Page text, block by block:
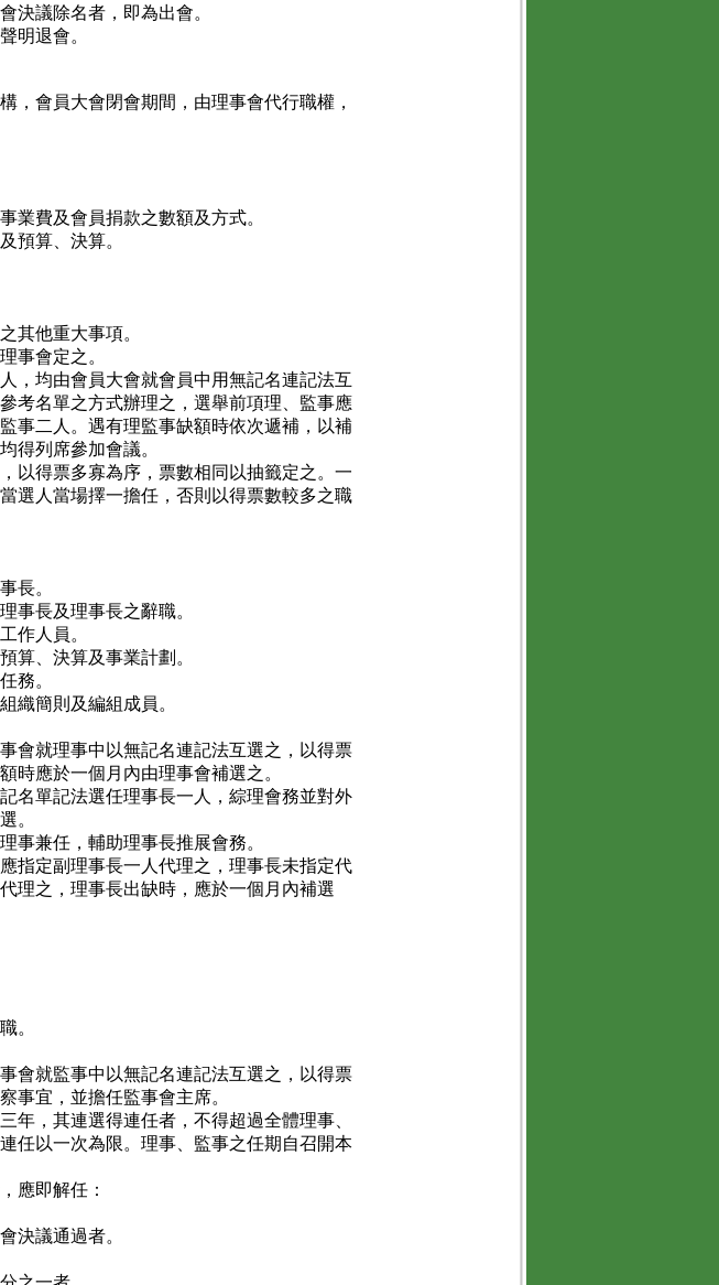
決議除名者，即為出會。
明退會。
，會員大會閉會期間，由理事會代行職權，
業費及會員捐款之數額及方式。
預算、決算。
其他重大事項。
事會定之。
，均由會員大會就會員中用無記名連記法互
考名單之方式辦理之，選舉前項理、監事應
事二人。遇有理監事缺額時依次遞補，以補
得列席參加會議。
以得票多寡為序，票數相同以抽籤定之。一
選人當場擇一擔任，否則以得票數較多之職
長。
事長及理事長之辭職。
作人員。
算、決算及事業計劃。
務。
織簡則及編組成員。
會就理事中以無記名連記法互選之，以得票
時應於一個月內由理事會補選之。
名單記法選任理事長一人，綜理會務並對外
。
事兼任，輔助理事長推展會務。
指定副理事長一人代理之，理事長未指定代
理之，理事長出缺時，應於一個月內補選
。
會就監事中以無記名連記法互選之，以得票
事宜，並擔任監事會主席。
年，其連選得連任者，不得超過全體理事、
任以一次為限。理事、監事之任期自召開本
應即解任：
決議通過者。